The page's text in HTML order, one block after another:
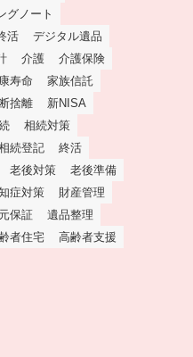
グノート
活
デジタル遺品
介護
介護保険
寿命
家族信託
断捨離
新NISA
相続対策
続登記
終活
老後対策
老後準備
症対策
財産管理
保証
遺品整理
者住宅 高齢者支援